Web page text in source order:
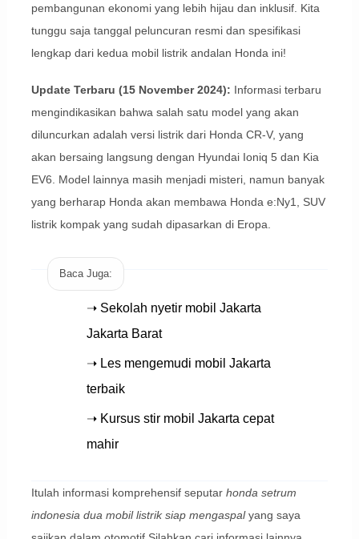
pembangunan ekonomi yang lebih hijau dan inklusif. Kita
tunggu saja tanggal peluncuran resmi dan spesifikasi
lengkap dari kedua mobil listrik andalan Honda ini!
Update Terbaru (15 November 2024): Informasi terbaru
mengindikasikan bahwa salah satu model yang akan
diluncurkan adalah versi listrik dari Honda CR-V, yang
akan bersaing langsung dengan Hyundai Ioniq 5 dan Kia
EV6. Model lainnya masih menjadi misteri, namun banyak
yang berharap Honda akan membawa Honda e:Ny1, SUV
listrik kompak yang sudah dipasarkan di Eropa.
Baca Juga:
➝ Sekolah nyetir mobil Jakarta
Jakarta Barat
➝ Les mengemudi mobil Jakarta
terbaik
➝ Kursus stir mobil Jakarta cepat
mahir
Itulah informasi komprehensif seputar honda setrum
indonesia dua mobil listrik siap mengaspalyang saya